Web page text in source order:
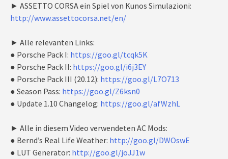
► ASSETTO CORSA ein Spiel von Kunos Simulazioni:
http://www.assettocorsa.net/en/
► Alle relevanten Links:
● Porsche Pack I: https://goo.gl/tcqk5K
● Porsche Pack II: https://goo.gl/i6j3EY
● Porsche Pack III (20.12): https://goo.gl/L7O713
● Season Pass: https://goo.gl/Z6ksn0
● Update 1.10 Changelog: https://goo.gl/afWzhL
► Alle in diesem Video verwendeten AC Mods:
● Bernd’s Real Life Weather: http://goo.gl/DWOswE
● LUT Generator: http://goo.gl/joJJ1w